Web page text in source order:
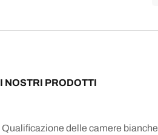
I NOSTRI PRODOTTI
Qualificazione delle camere bianche